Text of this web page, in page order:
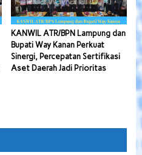
KANWIL ATR/BPN Lampung dan
Bupati Way Kanan Perkuat
Sinergi, Percepatan Sertifikasi
Aset Daerah Jadi Prioritas